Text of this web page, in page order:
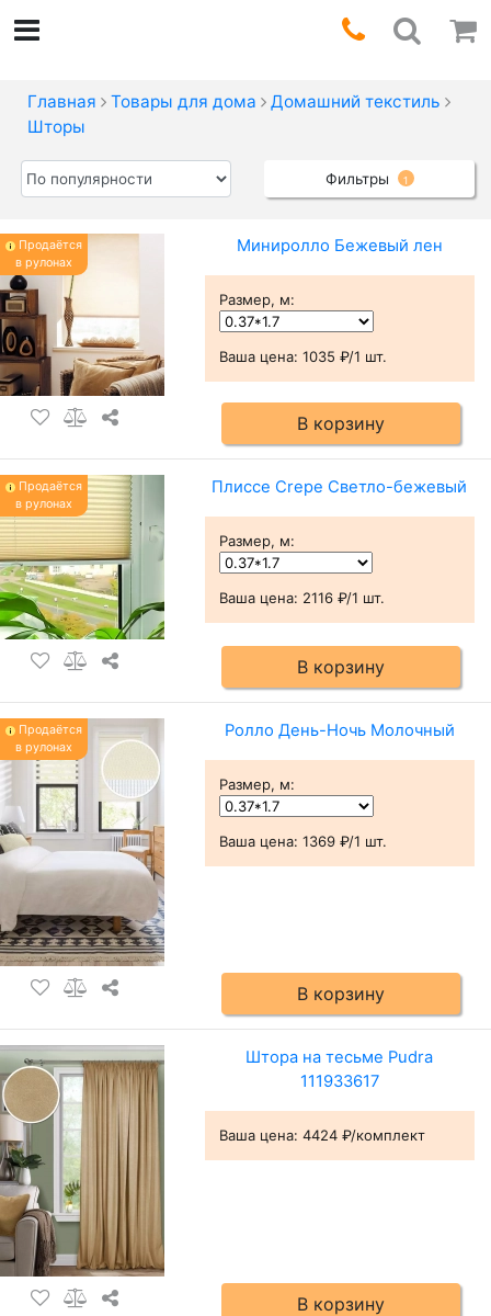
Главная Товары для дома
Домашний текстиль
Шторы
Фильтры 1
Продаётся
в рулонах
Миниролло Бежевый лен
Размер, м:
Ваша цена: 1035 ₽/1 шт.
В корзину
Продаётся
в рулонах
Плиссе Crepe Светло-бежевый
Размер, м:
Ваша цена: 2116 ₽/1 шт.
В корзину
Продаётся
в рулонах
Ролло День-Ночь Молочный
Размер, м:
Ваша цена: 1369 ₽/1 шт.
В корзину
Штора на тесьме Pudra
111933617
Ваша цена: 4424 ₽/комплект
В корзину